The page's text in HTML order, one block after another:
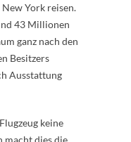
York reisen.
43 Millionen
ganz nach den
Besitzers
Ausstattung
keine
macht dies die